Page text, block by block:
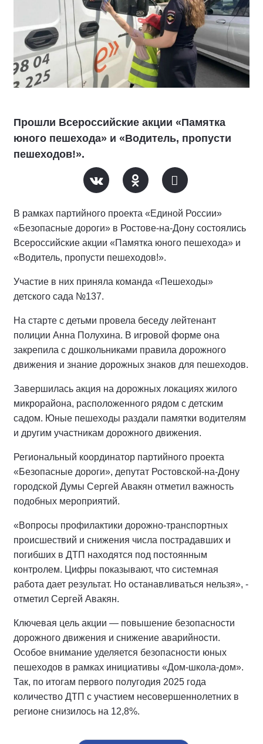
Прошли Всероссийские акции «Памятка
юного пешехода» и «Водитель, пропусти
пешеходов!».
В рамках партийного проекта «Единой России»
«Безопасные дороги» в Ростове-на-Дону состоялись
Всероссийские акции «Памятка юного пешехода» и
«Водитель, пропусти пешеходов!».
Участие в них приняла команда «Пешеходы»
детского сада №137.
На старте с детьми провела беседу лейтенант
полиции Анна Полухина. В игровой форме она
закрепила с дошкольниками правила дорожного
движения и знание дорожных знаков для пешеходов.
Завершилась акция на дорожных локациях жилого
микрорайона, расположенного рядом с детским
садом. Юные пешеходы раздали памятки водителям
и другим участникам дорожного движения.
Региональный координатор партийного проекта
«Безопасные дороги», депутат Ростовской-на-Дону
городской Думы Сергей Авакян отметил важность
подобных мероприятий.
«Вопросы профилактики дорожно-транспортных
происшествий и снижения числа пострадавших и
погибших в ДТП находятся под постоянным
контролем. Цифры показывают, что системная
работа дает результат. Но останавливаться нельзя», -
отметил Сергей Авакян.
Ключевая цель акции — повышение безопасности
дорожного движения и снижение аварийности.
Особое внимание уделяется безопасности юных
пешеходов в рамках инициативы «Дом-школа-дом».
Так, по итогам первого полугодия 2025 года
количество ДТП с участием несовершеннолетних в
регионе снизилось на 12,8%.